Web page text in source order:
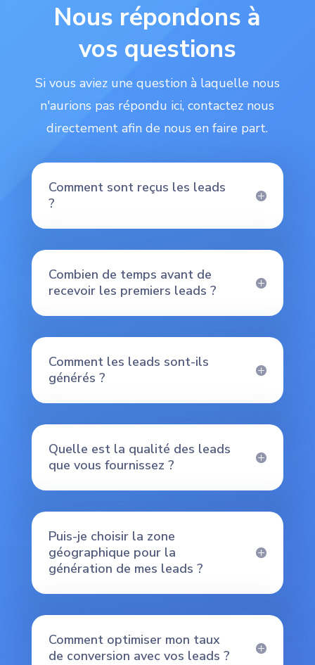
Nous répondons à
vos questions
Si vous aviez une question à laquelle nous
n'aurions pas répondu ici, contactez nous
directement afin de nous en faire part.
Comment sont reçus les leads
?
Combien de temps avant de
recevoir les premiers leads ?
Comment les leads sont-ils
générés ?
Quelle est la qualité des leads
que vous fournissez ?
Puis-je choisir la zone
géographique pour la
génération de mes leads ?
Comment optimiser mon taux
de conversion avec vos leads ?